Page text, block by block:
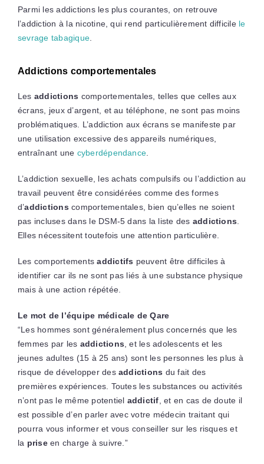
Parmi les addictions les plus courantes, on retrouve
l’addiction à la nicotine, qui rend particulièrement difficile le
sevrage tabagique
Addictions comportementales
Les addictions comportementales, telles que celles aux
écrans, jeux d’argent, et au téléphone, ne sont pas moins
problématiques. L’addiction aux écrans se manifeste par
une utilisation excessive des appareils numériques,
entraînant une cyberdépendance
L’addiction sexuelle, les achats compulsifs ou l’addiction au
travail peuvent être considérées comme des formes
d’addictions comportementales, bien qu’elles ne soient
pas incluses dans le DSM-5 dans la liste des addictions
Elles nécessitent toutefois une attention particulière.
Les comportementsaddictifs peuvent être difficiles à
identifier car ils ne sont pas liés à une substance physique
mais à une action répétée.
Le mot de l’équipe médicale de Qare
“Les hommes sont généralement plus concernés que les
femmes par les addictions , et les adolescents et les
jeunes adultes (15 à 25 ans) sont les personnes les plus à
risque de développer des addictions du fait des
premières expériences. Toutes les substances ou activités
n’ont pas le même potentiel addictif , et en cas de doute il
est possible d’en parler avec votre médecin traitant qui
pourra vous informer et vous conseiller sur les risques et
la priseen charge à suivre.”